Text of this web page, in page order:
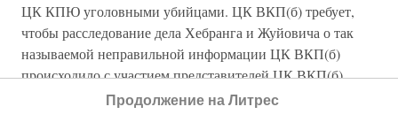
ЦК КПЮ уголовными убийцами. ЦК ВКП(б) требует,
чтобы расследование дела Хебранга и Жуйовича о так
называемой неправильной информации ЦК ВКП(б)
происходило с участием представителей ЦК ВКП(б).
Ждем немедленного ответа». В своем ответе ЦК КПЮ
Продолжение на Литрес